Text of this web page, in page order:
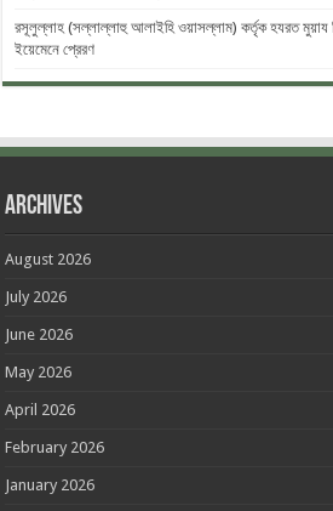
রসূলুল্লাহ (সল্লাল্লাহু আলাইহি ওয়াসল্লাম) কর্তৃক হযরত মুয়ায
ইয়েমেনে প্রেরণ
Archives
August 2026
July 2026
June 2026
May 2026
April 2026
February 2026
January 2026